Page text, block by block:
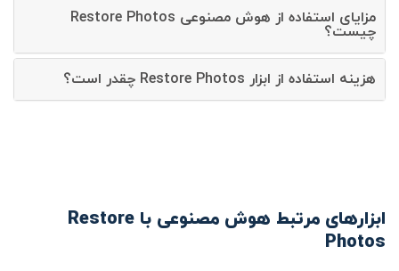
مزایای استفاده از هوش مصنوعی Restore Photos
چیست؟
هزینه استفاده از ابزار Restore Photos چقدر است؟
ابزارهای مرتبط هوش مصنوعی با Restore
Photos